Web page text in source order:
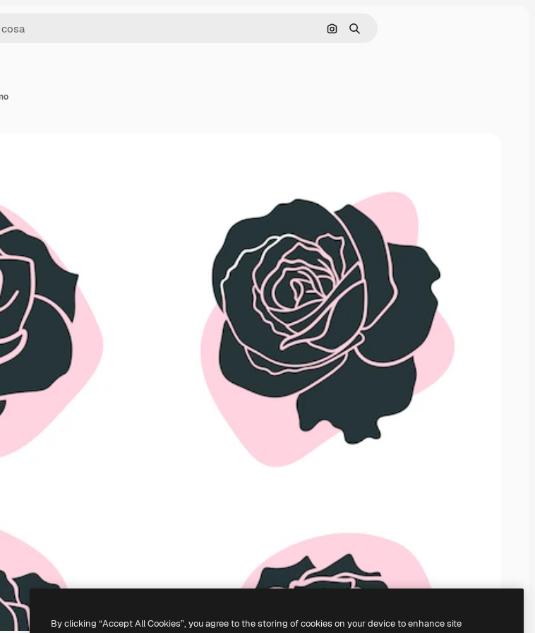
Cerca per immagine
Ricerca
By clicking “Accept All Cookies”, you agree to the storing of cookies on your device to enhance site